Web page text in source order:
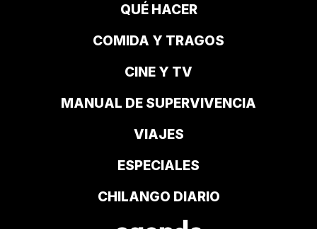
QUÉ HACER
COMIDA Y TRAGOS
CINE Y TV
MANUAL DE SUPERVIVENCIA
VIAJES
ESPECIALES
CHILANGO DIARIO